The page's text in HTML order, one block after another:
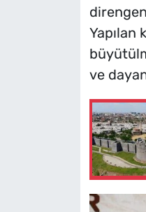
Yapılan
ve